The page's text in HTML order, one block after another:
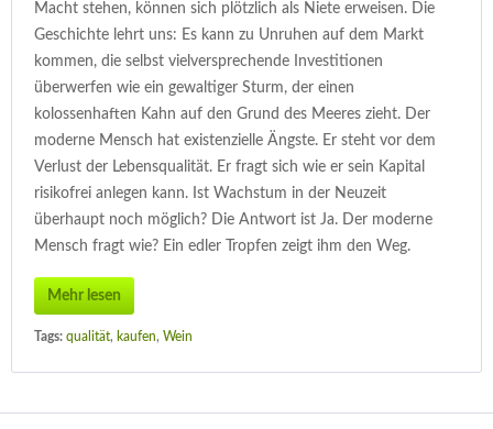
Macht stehen, können sich plötzlich als Niete erweisen. Die
Geschichte lehrt uns: Es kann zu Unruhen auf dem Markt
kommen, die selbst vielversprechende Investitionen
überwerfen wie ein gewaltiger Sturm, der einen
kolossenhaften Kahn auf den Grund des Meeres zieht. Der
moderne Mensch hat existenzielle Ängste. Er steht vor dem
Verlust der Lebensqualität. Er fragt sich wie er sein Kapital
risikofrei anlegen kann. Ist Wachstum in der Neuzeit
überhaupt noch möglich? Die Antwort ist Ja. Der moderne
Mensch fragt wie? Ein edler Tropfen zeigt ihm den Weg.
Mehr lesen
Tags: qualität, kaufen, Wein